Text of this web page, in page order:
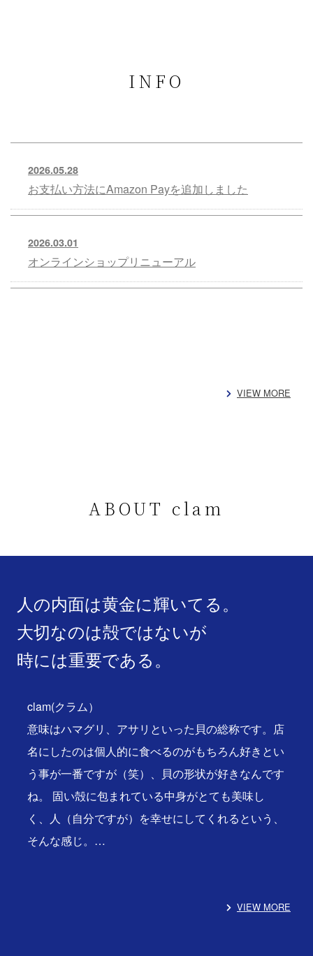
INFO
2026.05.28
お支払い方法にAmazon Payを追加しました
2026.03.01
オンラインショップリニューアル
VIEW MORE
ABOUT clam
人の内面は黄金に輝いてる。
大切なのは殻ではないが
時には重要である。
clam(クラム）
意味はハマグリ、アサリといった貝の総称です。店
名にしたのは個人的に食べるのがもちろん好きとい
う事が一番ですが（笑）、貝の形状が好きなんです
ね。 固い殻に包まれている中身がとても美味し
く、人（自分ですが）を幸せにしてくれるという、
そんな感じ。…
VIEW MORE